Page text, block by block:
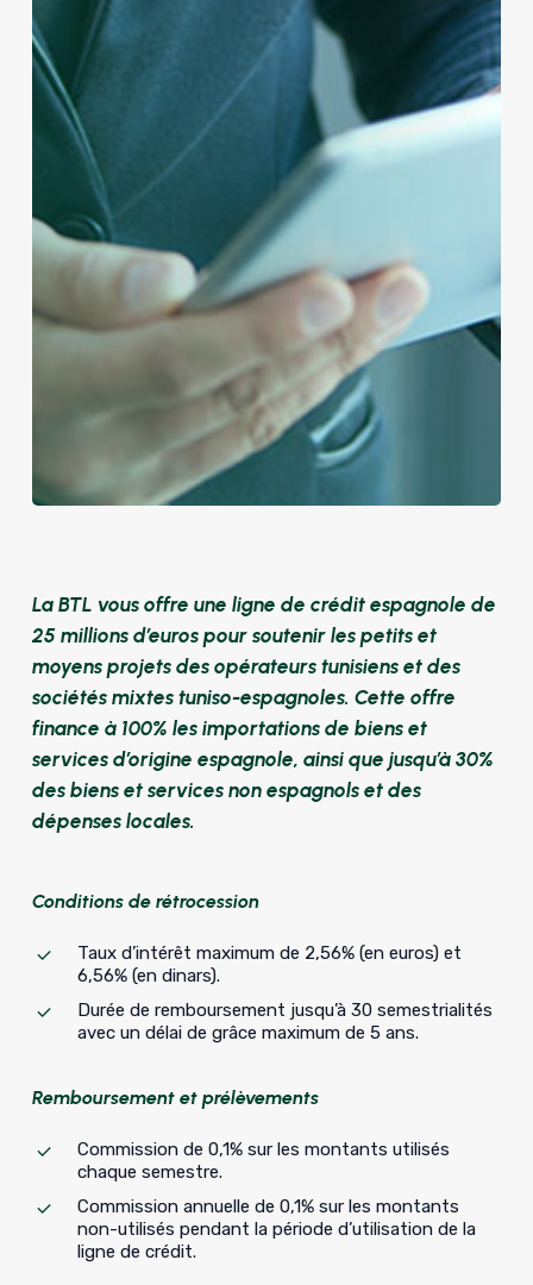
La BTL vous offre une ligne de crédit espagnole de
25 millions d’euros pour soutenir les petits et
moyens projets des opérateurs tunisiens et des
sociétés mixtes tuniso-espagnoles. Cette offre
finance à 100% les importations de biens et
services d’origine espagnole, ainsi que jusqu’à 30%
des biens et services non espagnols et des
dépenses locales.
Conditions de rétrocession
Taux d’intérêt maximum de 2,56% (en euros) et
6,56% (en dinars).
Durée de remboursement jusqu’à 30 semestrialités
avec un délai de grâce maximum de 5 ans.
Remboursement et prélèvements
Commission de 0,1% sur les montants utilisés
chaque semestre.
Commission annuelle de 0,1% sur les montants
non-utilisés pendant la période d’utilisation de la
ligne de crédit.